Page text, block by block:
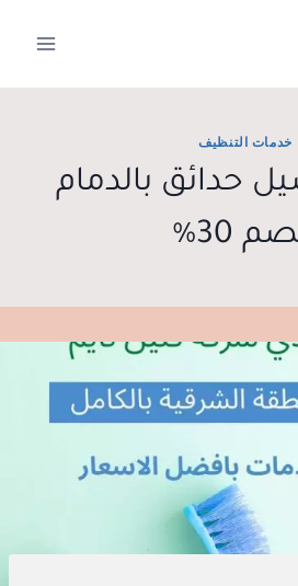
خدمات التنظيف
حدائق بالدمام
30%